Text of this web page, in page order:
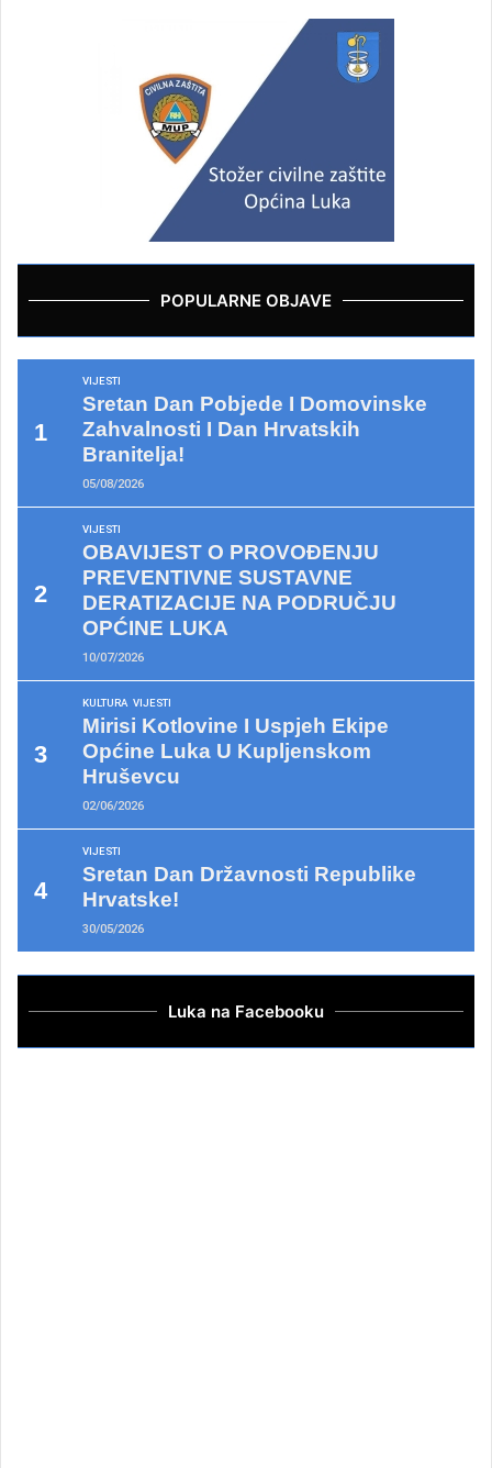
POPULARNE OBJAVE
VIJESTI
Sretan Dan Pobjede I Domovinske
Zahvalnosti I Dan Hrvatskih
Branitelja!
05/08/2026
VIJESTI
OBAVIJEST O PROVOĐENJU
PREVENTIVNE SUSTAVNE
DERATIZACIJE NA PODRUČJU
OPĆINE LUKA
10/07/2026
KULTURA VIJESTI
Mirisi Kotlovine I Uspjeh Ekipe
Općine Luka U Kupljenskom
Hruševcu
02/06/2026
VIJESTI
Sretan Dan Državnosti Republike
Hrvatske!
30/05/2026
Luka na Facebooku